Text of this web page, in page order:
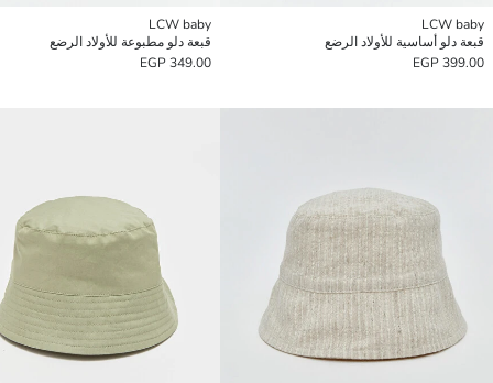
LCW baby
قبعة دلو أساسية للأولاد الرضع
399.00 EGP
LCW baby
قبعة دلو مطبوعة للأولاد الرضع
349.00 EGP